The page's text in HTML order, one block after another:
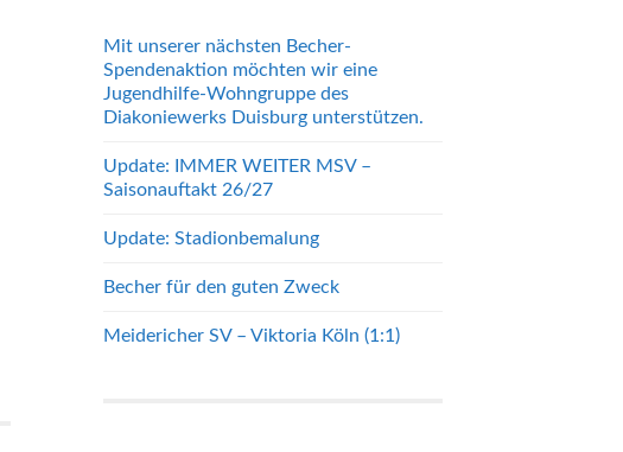
Mit unserer nächsten Becher-
Spendenaktion möchten wir eine
Jugendhilfe-Wohngruppe des
Diakoniewerks Duisburg unterstützen.
Update: IMMER WEITER MSV –
Saisonauftakt 26/27
Update: Stadionbemalung
Becher für den guten Zweck
Meidericher SV – Viktoria Köln (1:1)